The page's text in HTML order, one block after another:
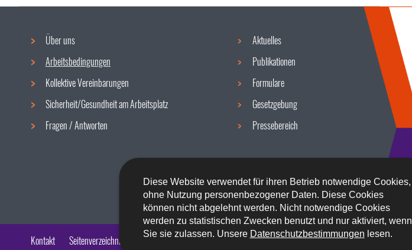
Diese Website verwendet für ihren Betrieb notwendige Cookies,
ohne Nutzung personenbezogener Daten. Diese Cookies
können nicht abgelehnt werden. Nicht notwendige Cookies
werden zu statistischen Zwecken benutzt und nur aktiviert, wenn
Sie sie zulassen. Unsere Datenschutzbestimmungen lesen.
Navigationsmenü
Über uns
Arbeitsbedingungen
Kollektive Vereinbarungen
Sicherheit/Gesundheit am Arbeitsplatz
Fragen / Antworten
Aktuelles
Publikationen
Formulare
Gesetzgebung
Pressebereich
Kontakt Seitenverzeichnis Impressum Barrierefreiheit Rechtliche Aspekte Datenschutz